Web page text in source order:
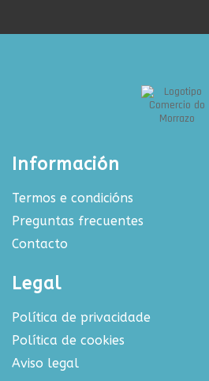
Información
Termos e condicións
Preguntas frecuentes
Contacto
Legal
Política de privacidade
Política de cookies
Aviso legal